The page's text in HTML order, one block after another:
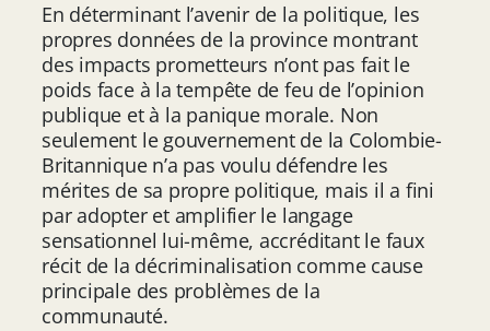
En déterminant l’avenir de la politique, les
propres données de la province montrant
des impacts prometteurs n’ont pas fait le
poids face à la tempête de feu de l’opinion
publique et à la panique morale. Non
seulement le gouvernement de la Colombie-
Britannique n’a pas voulu défendre les
mérites de sa propre politique, mais il a fini
par adopter et amplifier le langage
sensationnel lui-même, accréditant le faux
récit de la décriminalisation comme cause
principale des problèmes de la
communauté.